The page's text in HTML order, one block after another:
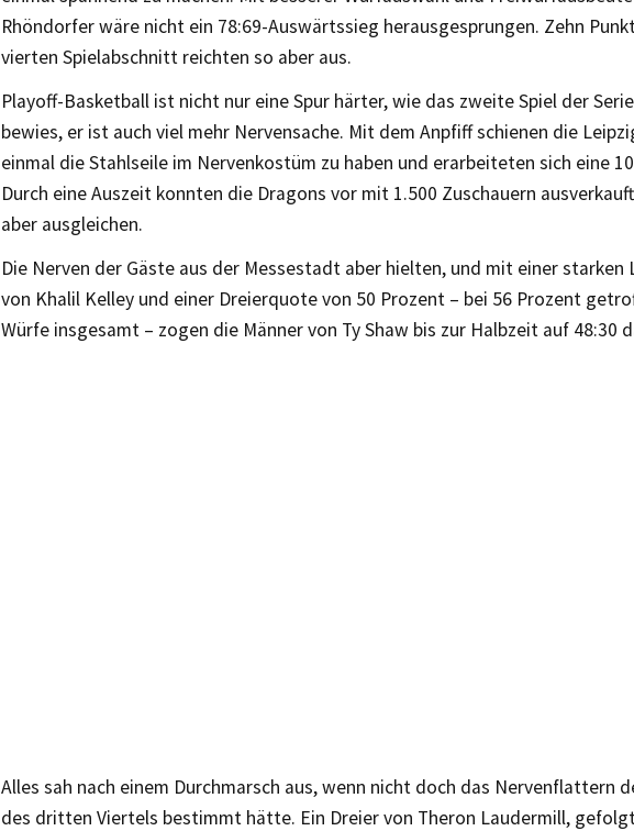
Rhöndorfer wäre nicht ein 78:69-Auswärtssieg herausgesprungen. Zehn
vierten Spielabschnitt reichten so aber aus.
Playoff-Basketball ist nicht nur eine Spur härter, wie das zweite Spiel der
bewies, er ist auch viel mehr Nervensache. Mit dem Anpfiff schienen die
einmal die Stahlseile im Nervenkostüm zu haben und erarbeiteten sich eine
Durch eine Auszeit konnten die Dragons vor mit 1.500 Zuschauern
aber ausgleichen.
Die Nerven der Gäste aus der Messestadt aber hielten, und mit einer starken
von Khalil Kelley und einer Dreierquote von 50 Prozent – bei 56 Prozent
Würfe insgesamt – zogen die Männer von Ty Shaw bis zur Halbzeit auf 48:30
Alles sah nach einem Durchmarsch aus, wenn nicht doch das Nervenflattern
des dritten Viertels bestimmt hätte. Ein Dreier von Theron Laudermill,